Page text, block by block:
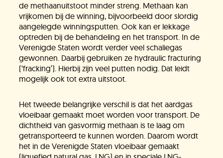
de methaanuitstoot minder streng. Methaan kan
vrijkomen bij de winning, bijvoorbeeld door slordig
aangelegde winningsputten. Ook kan er lekkage
optreden bij de behandeling en het transport. In de
Verenigde Staten wordt verder veel schaliegas
gewonnen. Daarbij gebruiken ze hydraulic fracturing
(‘fracking’). Hierbij zijn veel putten nodig. Dat leidt
mogelijk ook tot extra uitstoot.
Het tweede belangrijke verschil is dat het aardgas
vloeibaar gemaakt moet worden voor transport. De
dichtheid van gasvormig methaan is te laag om
getransporteerd te kunnen worden. Daarom wordt
het in de Verenigde Staten vloeibaar gemaakt